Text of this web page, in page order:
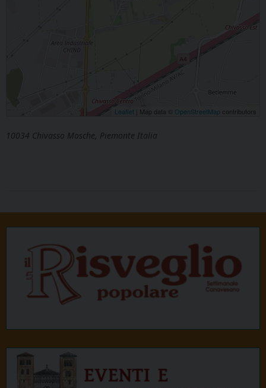
Leaflet | Map data © OpenStreetMap contributors
10034 Chivasso Mosche, Piemonte Italia